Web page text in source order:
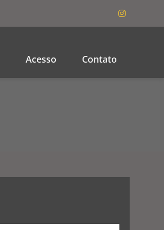
Acesso Contato